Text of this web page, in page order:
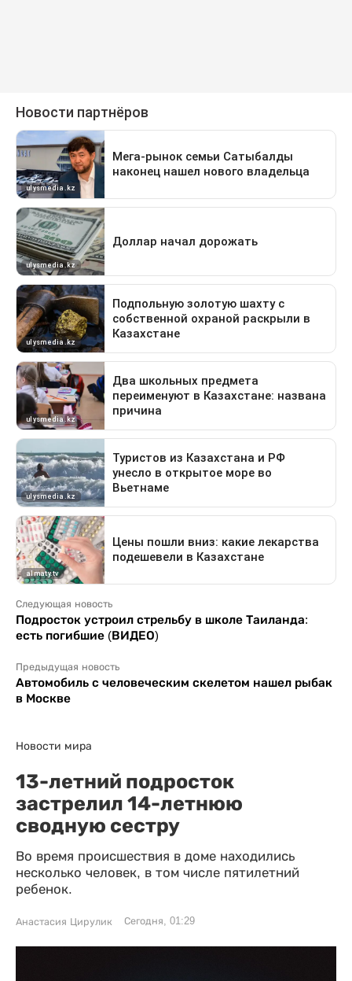
Следующая новость
Подросток устроил стрельбу в школе Таиланда:
есть погибшие (ВИДЕО)
Предыдущая новость
Автомобиль с человеческим скелетом нашел рыбак
в Москве
Новости мира
13-летний подросток
застрелил 14-летнюю
сводную сестру
Во время происшествия в доме находились
несколько человек, в том числе пятилетний
ребенок.
Анастасия Цирулик Сегодня, 01:29